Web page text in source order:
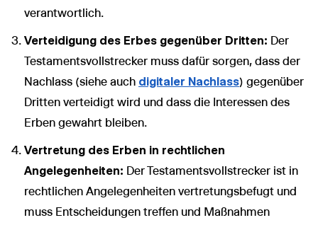
verantwortlich.
Verteidigung des Erbes gegenüber Dritten: Der
Testamentsvollstrecker muss dafür sorgen, dass der
Nachlass (siehe auch digitaler Nachlass) gegenüber
Dritten verteidigt wird und dass die Interessen des
Erben gewahrt bleiben.
Vertretung des Erben in rechtlichen
Angelegenheiten: Der Testamentsvollstrecker ist in
rechtlichen Angelegenheiten vertretungsbefugt und
muss Entscheidungen treffen und Maßnahmen